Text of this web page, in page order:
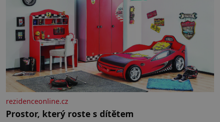
rezidenceonline.cz
Prostor, který roste s dítětem